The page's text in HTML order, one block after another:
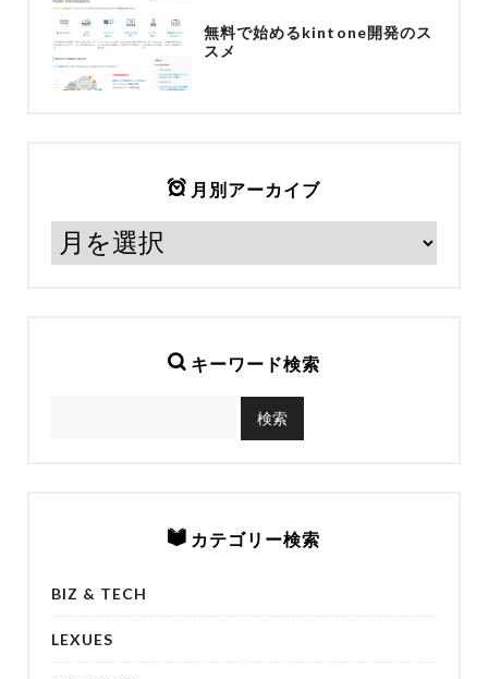
無料で始めるkintone開発のス
スメ
月別アーカイブ
キーワード検索
カテゴリー検索
BIZ & TECH
LEXUES